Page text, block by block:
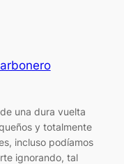
una dura vuelta
y totalmente
incluso podíamos
ignorando, tal